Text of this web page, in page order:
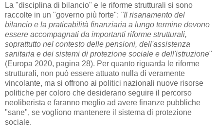
La "disciplina di bilancio" e le riforme strutturali si sono
raccolte in un "governo più forte": "Il risanamento del
bilancio e la praticabilità finanziaria a lungo termine devono
essere accompagnati da importanti riforme strutturali,
soprattutto nel contesto delle pensioni, dell'assistenza
sanitaria e dei sistemi di protezione sociale e dell'istruzione"
(Europa 2020, pagina 28). Per quanto riguarda le riforme
strutturali, non può essere attuato nulla di veramente
vincolante, ma si offrono ai politici nazionali nuove risorse
politiche per coloro che desiderano seguire il percorso
neoliberista e faranno meglio ad avere finanze pubbliche
"sane", se vogliono mantenere il sistema di protezione
sociale.